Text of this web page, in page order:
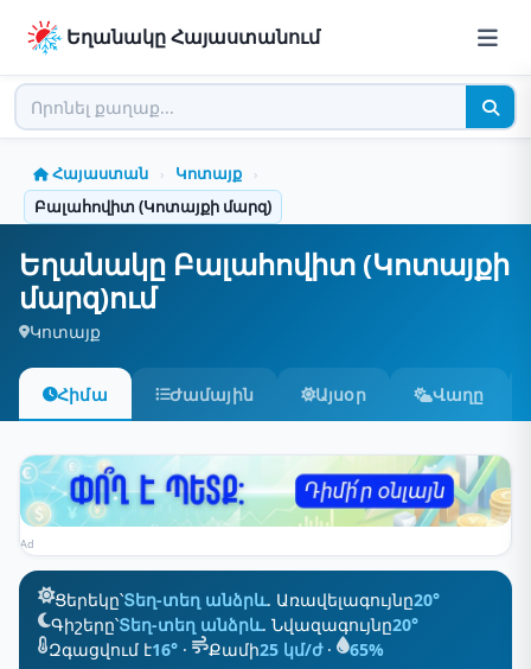
Եղանակը Հայաստանում
Հայաստան › Կոտայք ›
Բալահովիտ (Կոտայքի մարզ)
Եղանակը Բալահովիտ (Կոտայքի
մարզ)ում
Կոտայք
Հիմա Ժամային Այսօր Վաղը
Ad
Ցերեկը՝Տեղ-տեղ անձրև. Առավելագույնը20°
Գիշերը՝Տեղ-տեղ անձրև. Նվազագույնը20°
Զգացվում է16° · Քամի25 կմ/ժ· 65%